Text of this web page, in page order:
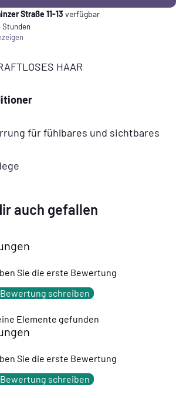
Straße 11-13 verfügbar
Stunden
HAAR
für fühlbares und sichtbares
auch gefallen
Sie die erste Bewertung
Bewertung schreiben
Elemente gefunden
Sie die erste Bewertung
Bewertung schreiben